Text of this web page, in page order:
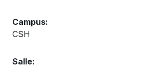
Campus:
CSH
Salle: